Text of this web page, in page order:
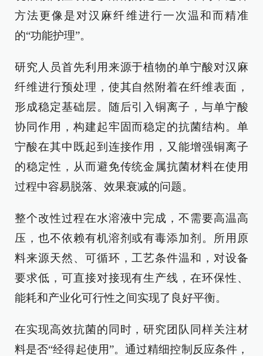
方法更像是对汉麻纤维进行一次温和而精准
的“功能护理”。
研究人员首先利用来源于植物的单宁酸对汉麻
纤维进行预处理，使其自然附着在纤维表面，
形成稳定基础层。随后引入铜离子，与单宁酸
协同作用，构建起牢固而稳定的抗菌结构。单
宁酸在其中既起到连接作用，又能增强铜离子
的稳定性，从而避免传统金属抗菌材料在使用
过程中容易脱落、效果衰减的问题。
整个改性过程在水溶液中完成，不需要高温高
压，也不依赖有机溶剂或有毒添加剂。所用原
料来源天然、可循环，工艺条件温和，对设备
要求低，可直接对接现有生产线，在环保性、
能耗和产业化可行性之间实现了良好平衡。
在实现高效抗菌的同时，研究团队同样关注材
料是否“经得起使用”。通过精细控制反应条件，